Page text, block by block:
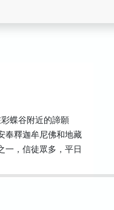
蝶谷附近的諦願
奉釋迦牟尼佛和地藏
一，信徒眾多，平日